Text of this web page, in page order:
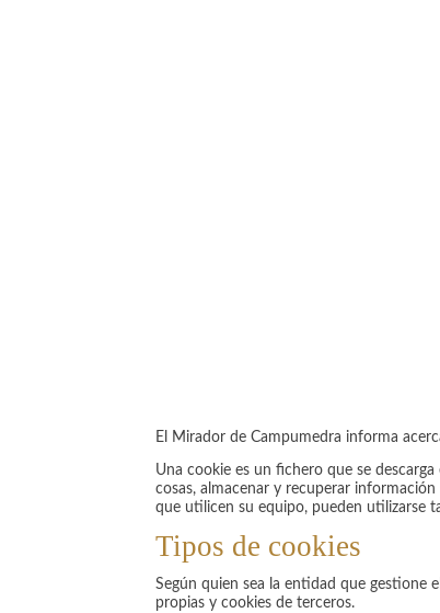
El Mirador de Campumedra informa
Una cookie es un fichero que se
cosas, almacenar y recuperar
que utilicen su equipo, pueden utilizarse
Tipos de cookies
Según quien sea la entidad que gestione
propias y cookies de terceros.